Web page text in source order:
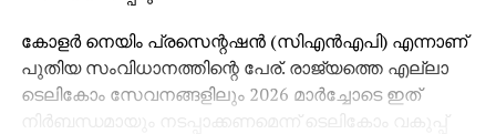
കോളര്‍ നെയിം പ്രസെന്റഷന്‍ (സിഎന്‍എപി) എന്നാണ്
പുതിയ സംവിധാനത്തിന്റെ പേര്. രാജ്യത്തെ എല്ലാ
ടെലികോം സേവനങ്ങളിലും 2026 മാര്‍ച്ചോടെ ഇത്
നിര്‍ബന്ധമായും നടപ്പാക്കണമെന്ന് ടെലികോം വകുപ്പ്